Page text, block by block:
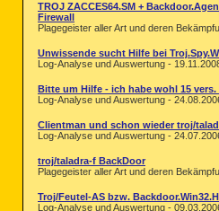
TROJ ZACCES64.SM +
Firewall
Plagegeister aller Art und deren
Unwissende sucht Hilfe bei
Log-Analyse und Auswertung -
Bitte um Hilfe - ich habe wohl 15 vers.
Log-Analyse und Auswertung -
Clientman und schon wieder troj/
Log-Analyse und Auswertung -
troj/taladra-f BackDoor
Plagegeister aller Art und deren
Troj/Feutel-AS bzw.
Log-Analyse und Auswertung -